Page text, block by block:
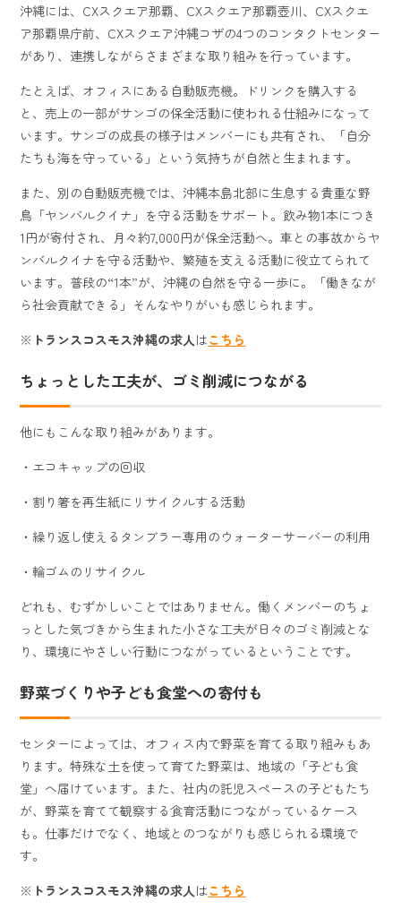
沖縄には、CXスクエア那覇、CXスクエア那覇壺川、CXスクエ
ア那覇県庁前、CXスクエア沖縄コザの4つのコンタクトセンター
があり、連携しながらさまざまな取り組みを行っています。
たとえば、オフィスにある自動販売機。ドリンクを購入する
と、売上の一部がサンゴの保全活動に使われる仕組みになって
います。サンゴの成長の様子はメンバーにも共有され、「自分
たちも海を守っている」という気持ちが自然と生まれます。
また、別の自動販売機では、沖縄本島北部に生息する貴重な野
鳥「ヤンバルクイナ」を守る活動をサポート。飲み物1本につき
1円が寄付され、月々約7,000円が保全活動へ。車との事故からヤ
ンバルクイナを守る活動や、繁殖を支える活動に役立てられて
います。普段の“1本”が、沖縄の自然を守る一歩に。「働きなが
ら社会貢献できる」そんなやりがいも感じられます。
※ トランスコスモス沖縄の求人 はこちら
ちょっとした工夫が、ゴミ削減につながる
他にもこんな取り組みがあります。
・エコキャップの回収
・割り箸を再生紙にリサイクルする活動
・繰り返し使えるタンブラー専用のウォーターサーバーの利用
・輪ゴムのリサイクル
どれも、むずかしいことではありません。働くメンバーのちょ
っとした気づきから生まれた小さな工夫が日々のゴミ削減とな
り、環境にやさしい行動につながっているということです。
野菜づくりや子ども食堂への寄付も
センターによっては、オフィス内で野菜を育てる取り組みもあ
ります。特殊な土を使って育てた野菜は、地域の「子ども食
堂」へ届けています。また、社内の託児スペースの子どもたち
が、野菜を育てて観察する食育活動につながっているケース
も。仕事だけでなく、地域とのつながりも感じられる環境で
す。
※ トランスコスモス沖縄の求人 はこちら